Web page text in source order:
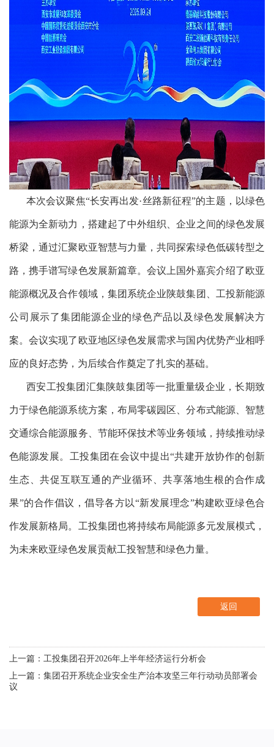
本次会议聚焦“长安再出发·丝路新征程”的主题，以绿色
能源为全新动力，搭建起了中外组织、企业之间的绿色发展
桥梁，通过汇聚欧亚智慧与力量，共同探索绿色低碳转型之
路，携手谱写绿色发展新篇章。会议上国外嘉宾介绍了欧亚
能源概况及合作领域，集团系统企业陕鼓集团、工投新能源
公司展示了集团能源企业的绿色产品以及绿色发展解决方
案。会议实现了欧亚地区绿色发展需求与国内优势产业相呼
应的良好态势，为后续合作奠定了扎实的基础。
西安工投集团汇集陕鼓集团等一批重量级企业，长期致
力于绿色能源系统方案，布局零碳园区、分布式能源、智慧
交通综合能源服务、节能环保技术等业务领域，持续推动绿
色能源发展。工投集团在会议中提出“共建开放协作的创新
生态、共促互联互通的产业循环、共享落地生根的合作成
果”的合作倡议，倡导各方以“新发展理念”构建欧亚绿色合
作发展新格局。工投集团也将持续布局能源多元发展模式，
为未来欧亚绿色发展贡献工投智慧和绿色力量。
返回
上一篇：工投集团召开2026年上半年经济运行分析会
上一篇：集团召开系统企业安全生产治本攻坚三年行动动员部署会
议